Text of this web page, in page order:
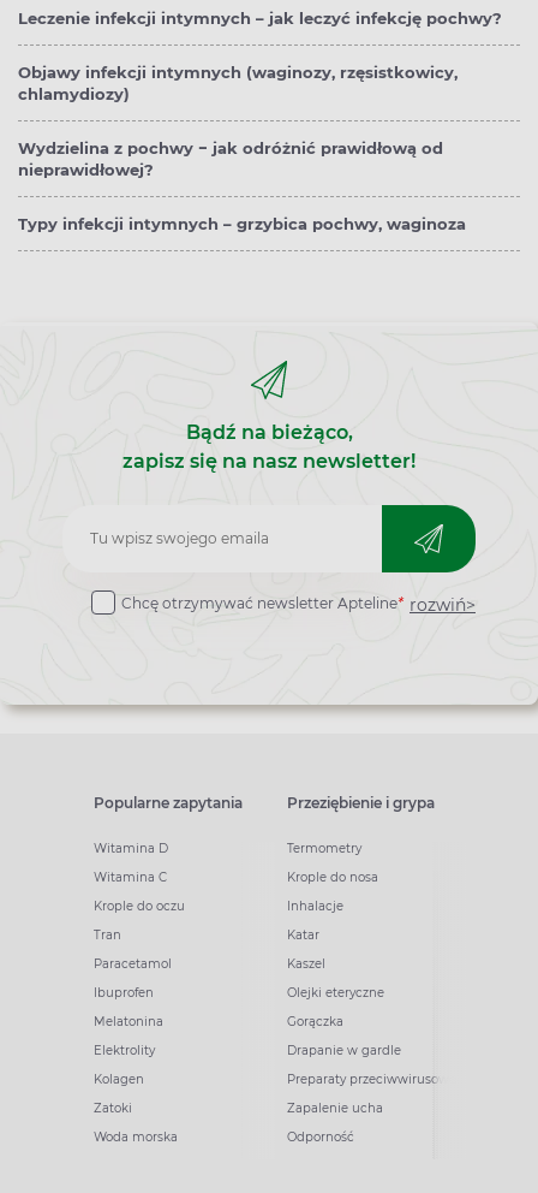
Leczenie infekcji intymnych – jak leczyć infekcję pochwy?
Objawy infekcji intymnych (waginozy, rzęsistkowicy,
chlamydiozy)
Wydzielina z pochwy − jak odróżnić prawidłową od
nieprawidłowej?
Typy infekcji intymnych – grzybica pochwy, waginoza
Bądź na bieżąco,
zapisz się na nasz newsletter!
Zapisz
Chcę otrzymywać newsletter Apteline* rozwiń>
Popularne zapytania
Witamina D
Witamina C
Krople do oczu
Tran
Paracetamol
Ibuprofen
Melatonina
Elektrolity
Kolagen
Zatoki
Woda morska
Przeziębienie i grypa
Termometry
Krople do nosa
Inhalacje
Katar
Kaszel
Olejki eteryczne
Gorączka
Drapanie w gardle
Preparaty przeciwwirusowe
Zapalenie ucha
Odporność